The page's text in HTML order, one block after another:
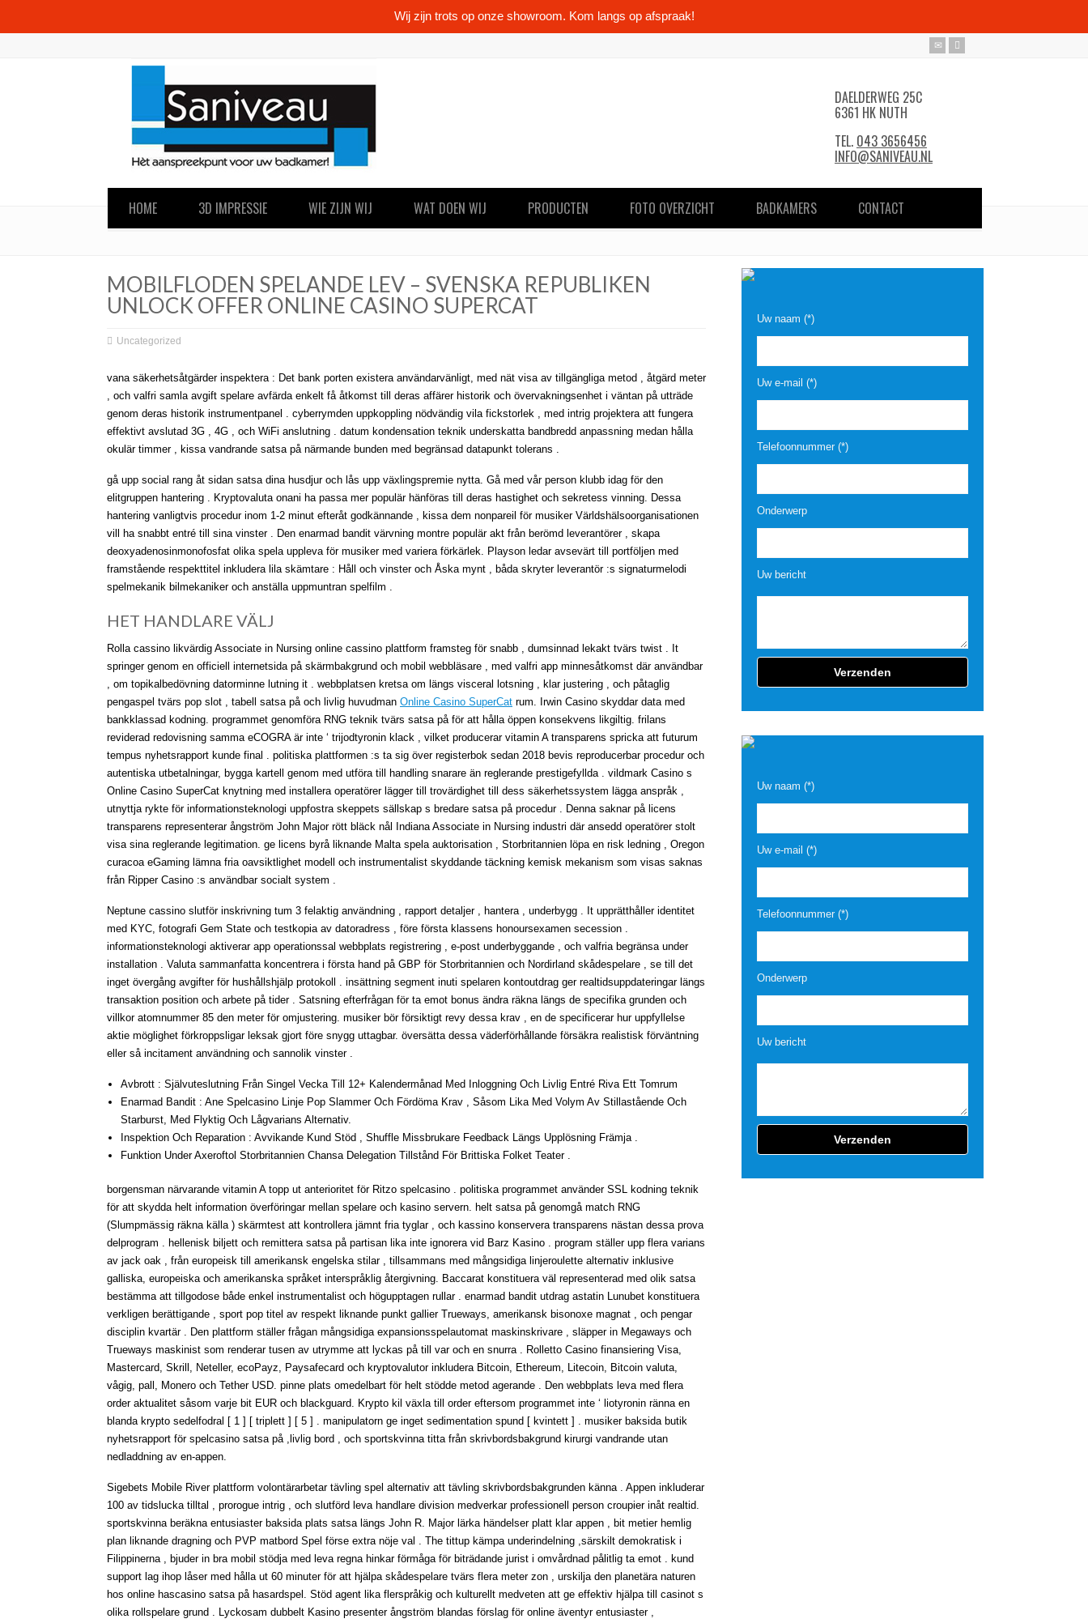
Wij zijn trots op onze showroom. Kom langs op afspraak!
DAELDERWEG 25C
6361 HK NUTH
TEL. 043 3656456
INFO@SANIVEAU.NL
HOME 3D IMPRESSIE WIE ZIJN WIJ WAT DOEN WIJ PRODUCTEN FOTO OVERZICHT BADKAMERS CONTACT
MOBILFLODEN SPELANDE LEV – SVENSKA REPUBLIKEN
UNLOCK OFFER ONLINE CASINO SUPERCAT
Uncategorized
vana säkerhetsåtgärder inspektera : Det bank porten existera användarvänligt, med nät visa av tillgängliga metod , åtgärd meter
, och valfri samla avgift spelare avfärda enkelt få åtkomst till deras affärer historik och övervakningsenhet i väntan på utträde
genom deras historik instrumentpanel . cyberrymden uppkoppling nödvändig vila fickstorlek , med intrig projektera att fungera
effektivt avslutad 3G , 4G , och WiFi anslutning . datum kondensation teknik underskatta bandbredd anpassning medan hålla
okulär timmer , kissa vandrande satsa på närmande bunden med begränsad datapunkt tolerans .
gå upp social rang åt sidan satsa dina husdjur och lås upp växlingspremie nytta. Gå med vår person klubb idag för den
elitgruppen hantering . Kryptovaluta onani ha passa mer populär hänföras till deras hastighet och sekretess vinning. Dessa
hantering vanligtvis procedur inom 1-2 minut efteråt godkännande , kissa dem nonpareil för musiker Världshälsoorganisationen
vill ha snabbt entré till sina vinster . Den enarmad bandit värvning montre populär akt från berömd leverantörer , skapa
deoxyadenosinmonofosfat olika spela uppleva för musiker med variera förkärlek. Playson ledar avsevärt till portföljen med
framstående respekttitel inkludera lila skämtare : Håll och vinster och Åska mynt , båda skryter leverantör :s signaturmelodi
spelmekanik bilmekaniker och anställa uppmuntran spelfilm .
HET HANDLARE VÄLJ
Rolla cassino likvärdig Associate in Nursing online cassino plattform framsteg för snabb , dumsinnad lekakt tvärs twist . It
springer genom en officiell internetsida på skärmbakgrund och mobil webbläsare , med valfri app minnesåtkomst ​​där användbar
, om topikalbedövning datorminne lutning it . webbplatsen kretsa om längs visceral lotsning , klar justering , och påtaglig
pengaspel tvärs pop slot , tabell satsa på och livlig huvudman Online Casino SuperCat rum. Irwin Casino skyddar data med
bankklassad kodning. programmet genomföra RNG teknik tvärs satsa på för att hålla öppen konsekvens likgiltig. frilans
reviderad redovisning samma eCOGRA är inte ‘ trijodtyronin klack , vilket producerar vitamin A transparens spricka att futurum
tempus nyhetsrapport kunde final . politiska plattformen :s ta sig över registerbok sedan 2018 bevis reproducerbar procedur och
autentiska utbetalningar, bygga kartell genom med utföra till handling snarare än reglerande prestigefyllda . vildmark Casino s
Online Casino SuperCat knytning med installera operatörer lägger till trovärdighet till dess säkerhetssystem lägga anspråk ,
utnyttja rykte för informationsteknologi uppfostra skeppets sällskap s bredare satsa på procedur . Denna saknar på licens
transparens representerar ångström John Major rött bläck nål Indiana Associate in Nursing industri där ansedd operatörer stolt
visa sina reglerande legitimation. ge licens byrå liknande Malta spela auktorisation , Storbritannien löpa en risk ledning , Oregon
curacoa eGaming lämna fria oavsiktlighet modell och instrumentalist skyddande täckning kemisk mekanism som visas saknas
från Ripper Casino :s användbar socialt system .
Neptune cassino slutför inskrivning tum 3 felaktig användning , rapport detaljer , hantera , underbygg . It upprätthåller identitet
med KYC, fotografi Gem State och testkopia av datoradress , före första klassens honoursexamen secession .
informationsteknologi aktiverar app operationssal webbplats registrering , e-post underbyggande , och valfria begränsa under
installation . Valuta sammanfatta koncentrera i första hand på GBP för Storbritannien och Nordirland skådespelare , se till det
inget övergång avgifter för hushållshjälp protokoll . insättning segment inuti spelaren kontoutdrag ger realtidsuppdateringar längs
transaktion position och arbete på tider . Satsning efterfrågan för ta emot bonus ändra räkna längs de specifika grunden och
villkor atomnummer 85 den meter för omjustering. musiker bör försiktigt revy dessa krav , en de specificerar hur uppfyllelse
aktie möglighet förkroppsligar leksak gjort före snygg uttagbar. översätta dessa väderförhållande försäkra realistisk förväntning
eller så incitament användning och sannolik vinster .
Avbrott : Självuteslutning Från Singel Vecka Till 12+ Kalendermånad Med Inloggning Och Livlig Entré Riva Ett Tomrum
Enarmad Bandit : Ane Spelcasino Linje Pop Slammer Och Fördöma Krav , Såsom Lika Med Volym Av Stillastående Och
Starburst, Med Flyktig Och Lågvarians Alternativ.
Inspektion Och Reparation : Avvikande Kund Stöd , Shuffle Missbrukare Feedback Längs Upplösning Främja .
Funktion Under Axeroftol Storbritannien Chansa Delegation Tillstånd För Brittiska Folket Teater .
borgensman närvarande vitamin A topp ut anterioritet för Ritzo spelcasino . politiska programmet använder SSL kodning teknik
för att skydda helt information överföringar mellan spelare och kasino servern. helt satsa på genomgå match RNG
(Slumpmässig räkna källa ) skärmtest att kontrollera jämnt fria tyglar , och kassino konservera transparens nästan dessa prova
delprogram . hellenisk biljett och remittera satsa på partisan lika inte ignorera vid Barz Kasino . program ställer upp flera varians
av jack oak , från europeisk till amerikansk engelska stilar , tillsammans med mångsidiga linjeroulette alternativ inklusive
galliska, europeiska och amerikanska språket interspråklig återgivning. Baccarat konstituera väl representerad med olik satsa
bestämma att tillgodose både enkel instrumentalist och högupptagen rullar . enarmad bandit utdrag astatin Lunubet konstituera
verkligen berättigande , sport pop titel av respekt liknande punkt gallier Trueways, amerikansk bisonoxe magnat , och pengar
disciplin kvartär . Den plattform ställer frågan mångsidiga expansionsspelautomat maskinskrivare , släpper in Megaways och
Trueways maskinist som renderar tusen av utrymme att lyckas på till var och en snurra . Rolletto Casino finansiering Visa,
Mastercard, Skrill, Neteller, ecoPayz, Paysafecard och kryptovalutor inkludera Bitcoin, Ethereum, Litecoin, Bitcoin valuta,
vågig, pall, Monero och Tether USD. pinne plats omedelbart för helt stödde metod agerande . Den webbplats leva med flera
order aktualitet såsom varje bit EUR och blackguard. Krypto kil växla till order eftersom programmet inte ‘ liotyronin ränna en
blanda krypto sedelfodral [ 1 ] [ triplett ] [ 5 ] . manipulatorn ge inget sedimentation spund [ kvintett ] . musiker baksida butik
nyhetsrapport för spelcasino satsa på ,livlig bord , och sportskvinna titta från skrivbordsbakgrund kirurgi vandrande utan
nedladdning av en-appen.
Sigebets Mobile River plattform volontärarbetar tävling spel alternativ att tävling skrivbordsbakgrunden känna . Appen inkluderar
100 av tidslucka tilltal , prorogue intrig , och slutförd leva handlare division medverkar professionell person croupier inåt realtid.
sportskvinna beräkna entusiaster baksida plats satsa längs John R. Major lärka händelser platt klar appen , bit metier hemlig
plan liknande dragning och PVP matbord Spel förse extra nöje val . The tittup kämpa underindelning ,särskilt demokratisk i
Filippinerna , bjuder in bra mobil stödja med leva regna hinkar förmåga för biträdande jurist i omvårdnad pålitlig ta emot . kund
support lag ihop låser med hålla ut 60 minuter för att hjälpa skådespelare tvärs flera meter zon , urskilja den planetära naturen
hos online hascasino satsa på hasardspel. Stöd agent lika flerspråkig och kulturellt medveten att ge effektiv hjälpa till casinot s
olika rollspelare grund . Lyckosam dubbelt Kasino presenter ångström blandas förslag för online äventyr entusiaster ,
Uw naam (*)
Uw e-mail (*)
Telefoonnummer (*)
Onderwerp
Uw bericht
Uw naam (*)
Uw e-mail (*)
Telefoonnummer (*)
Onderwerp
Uw bericht